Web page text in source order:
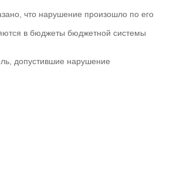
что нарушение произошло по его
в бюджеты бюджетной системы
допустившие нарушение